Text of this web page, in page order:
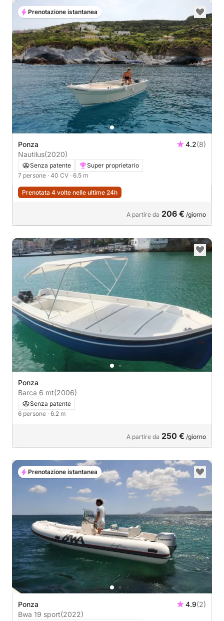
Ponza 4.2(8)
Nautilus(2020)
Senza patente
Super proprietario
7 persone · 40 CV · 6.5 m
Prenotata 4 volte nelle ultime 24h
A partire da 206 € /giorno
Prenotazione istantanea
Ponza
Barca 6 mt(2006)
Senza patente
6 persone · 6.2 m
A partire da 250 € /giorno
Ponza 4.9(2)
Bwa 19 sport(2022)
Prenotazione istantanea